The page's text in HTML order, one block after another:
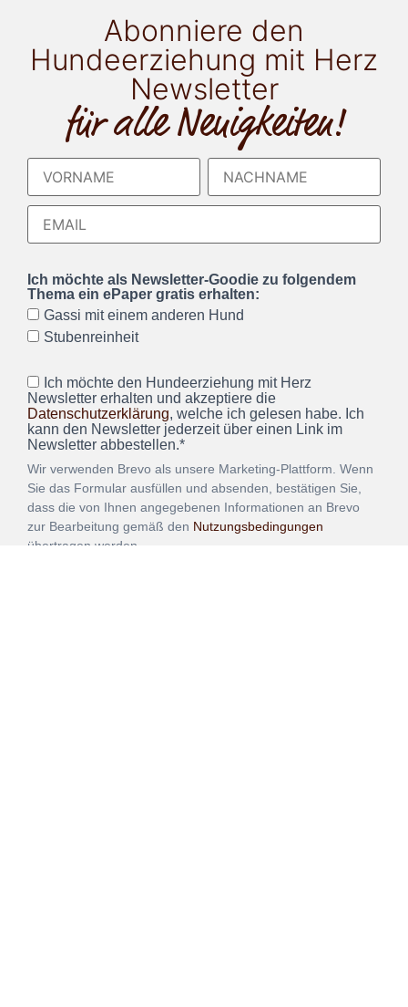
Abonniere den
Hundeerziehung mit Herz
Newsletter
für alle Neuigkeiten!
Ich möchte als Newsletter-Goodie zu folgendem
Thema ein ePaper gratis erhalten:
Gassi mit einem anderen Hund
Stubenreinheit
Ich möchte den Hundeerziehung mit Herz
Newsletter erhalten und akzeptiere die
Datenschutzerklärung, welche ich gelesen habe. Ich
kann den Newsletter jederzeit über einen Link im
Newsletter abbestellen.*
Wir verwenden Brevo als unsere Marketing-Plattform. Wenn
Sie das Formular ausfüllen und absenden, bestätigen Sie,
dass die von Ihnen angegebenen Informationen an Brevo
zur Bearbeitung gemäß den Nutzungsbedingungen
übertragen werden.